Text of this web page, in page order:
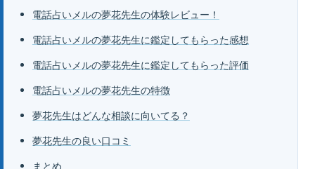
電話占いメルの夢花先生の体験レビュー！
電話占いメルの夢花先生に鑑定してもらった感想
電話占いメルの夢花先生に鑑定してもらった評価
電話占いメルの夢花先生の特徴
夢花先生はどんな相談に向いてる？
夢花先生の良い口コミ
まとめ